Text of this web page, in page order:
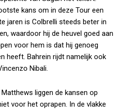
kans om in deze Tour een
jaren is Colbrelli steeds beter in
waardoor hij de heuvel goed aan
voor hem is dat hij genoeg
heeft. Bahrein rijdt namelijk ook
Nibali.
liggen de kansen op
voor het oprapen. In de vlakke